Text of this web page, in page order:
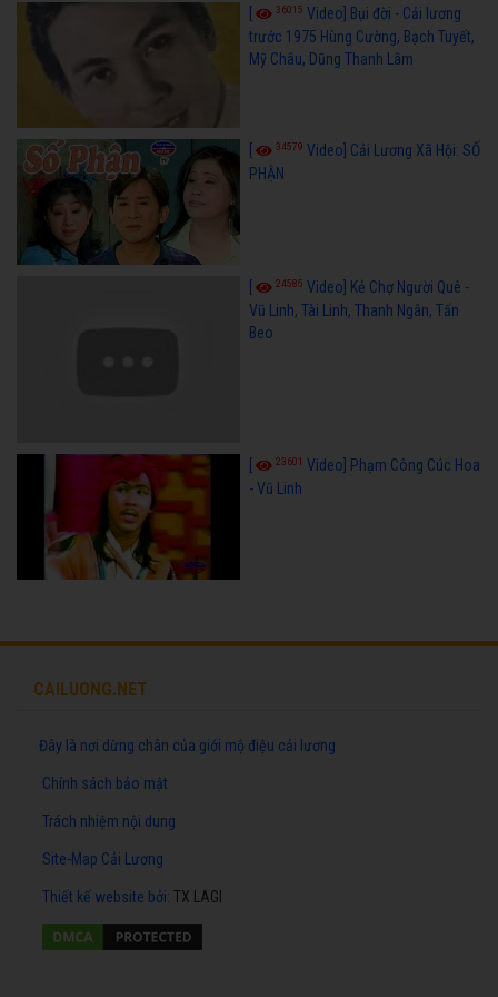
36015 Video] Bụi đời - Cải lương
trước 1975 Hùng Cường, Bạch Tuyết,
Mỹ Châu, Dũng Thanh Lâm
34579 Video] Cải Lương Xã Hội: SỐ
PHẬN
24585 Video] Kẻ Chợ Người Quê -
Vũ Linh, Tài Linh, Thanh Ngân, Tấn
Beo
23601
Video] Phạm Công Cúc Hoa
- Vũ Linh
CAILUONG.NET
Đây là nơi dừng chân của giới mộ điệu cải lương
Chính sách bảo mật
Trách nhiệm nội dung
Site-Map Cải Lương
Thiết kế website bởi: TX LAGI